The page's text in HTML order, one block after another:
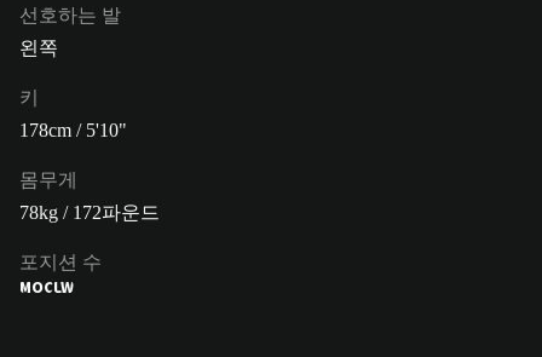
선호하는 발
왼쪽
키
178cm / 5'10"
몸무게
78kg / 172파운드
포지션 수
MOCLW